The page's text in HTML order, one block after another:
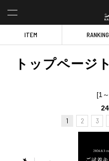
ITEM RANKING
トップページ
[1
1 2 3